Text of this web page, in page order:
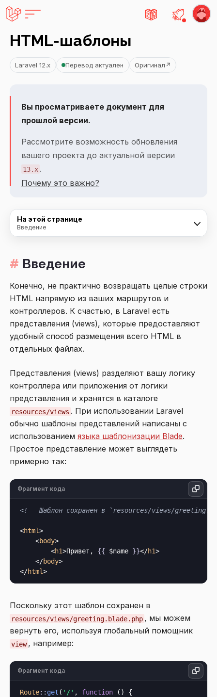
Есть не
HTML-шаблоны
Laravel 12.x Перевод актуален Оригинал ↗
Вы просматриваете документ для
прошлой версии.
Рассмотрите возможность обновления
вашего проекта до актуальной версии
13.x .
Почему это важно?
На этой странице
Введение
Введение
Конечно, не практично возвращать целые строки
HTML напрямую из ваших маршрутов и
контроллеров. К счастью, в Laravel есть
представления (views), которые предоставляют
удобный способ размещения всего HTML в
отдельных файлах.
Представления (views) разделяют вашу логику
контроллера или приложения от логики
представления и хранятся в каталоге
resources/views . При использовании Laravel
обычно шаблоны представлений написаны с
использованием языка шаблонизации Blade.
Простое представление может выглядеть
примерно так:
Фрагмент кода
<!-- Шаблон сохранен в `resources/views/
<html>
<body>
<h1>Привет, {{ $name }}</h1>
</body>
</html>
Поскольку этот шаблон сохранен в
resources/views/greeting.blade.php , мы можем
вернуть его, используя глобальный помощник
view , например:
Фрагмент кода
Route:: get ( '/' , function () {